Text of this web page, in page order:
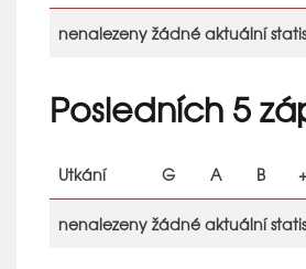
nenalezeny žádné aktuální
Posledních 5
Utkání G A B
nenalezeny žádné aktuální